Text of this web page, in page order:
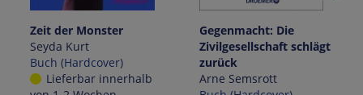
Zeit der Monster
Seyda Kurt
Buch (Hardcover)
Lieferbar innerhalb
Gegenmacht: Die
Zivilgesellschaft schlägt
zurück
Arne Semsrott